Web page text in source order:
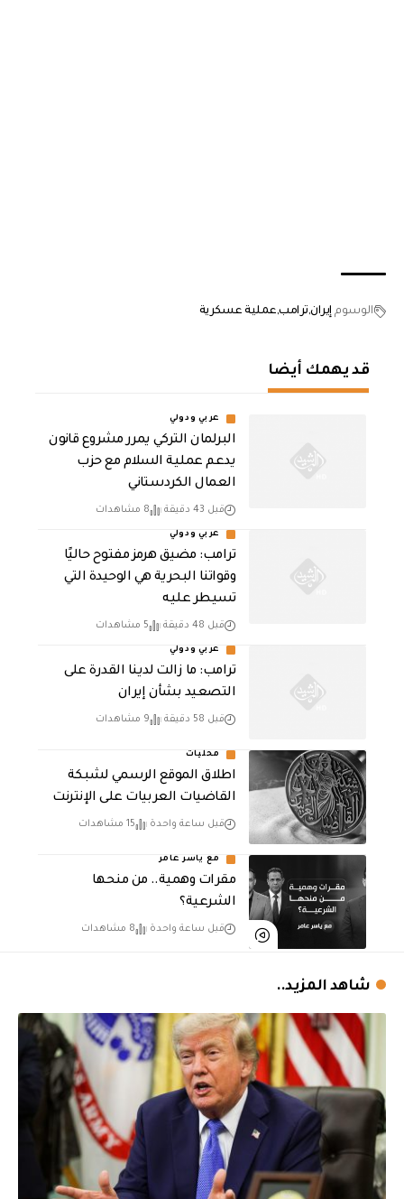
الوسوم إيران ترامب عملية عسكرية
قد يهمك أيضا
عربي ودولي
‏البرلمان التركي يمرر مشروع قانون
يدعم عملية السلام مع حزب
العمال الكردستاني
قبل 43 دقيقة 8 مشاهدات
عربي ودولي
ترامب: مضيق هرمز مفتوح حاليًا
وقواتنا البحرية هي الوحيدة التي
تسيطر عليه
قبل 48 دقيقة 5 مشاهدات
عربي ودولي
ترامب: ما زالت لدينا القدرة على
التصعيد بشأن إيران
قبل 58 دقيقة 9 مشاهدات
محليات
اطلاق الموقع الرسمي لشبكة
القاضيات العربيات على الإنترنت
قبل ساعة واحدة 15 مشاهدات
مع ياسر عامر
مقرات وهمية.. من منحها
الشرعية؟
قبل ساعة واحدة 8 مشاهدات
شاهد المزيد..